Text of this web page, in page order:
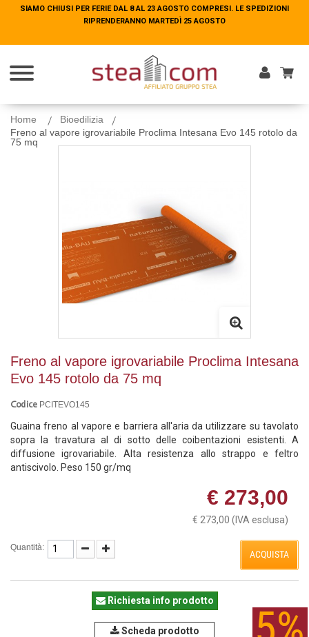
SIAMO CHIUSI PER FERIE DAL 8 AL 23 AGOSTO COMPRESI. LE SPEDIZIONI
RIPRENDERANNO MARTEDÌ 25 AGOSTO
Home
Bioedilizia
Freno al vapore igrovariabile Proclima Intesana Evo 145 rotolo da
75 mq
Freno al vapore igrovariabile Proclima Intesana
Evo 145 rotolo da 75 mq
Codice PCITEVO145
Guaina freno al vapore e barriera all'aria da utilizzare su tavolato
sopra la travatura al di sotto delle coibentazioni esistenti. A
diffusione igrovariabile. Alta resistenza allo strappo e feltro
antiscivolo. Peso 150 gr/mq
€ 273,00
€ 273,00 (IVA esclusa)
Quantità:
ACQUISTA
Richiesta info prodotto
Scheda prodotto
SIAMO CHIUSI PER FERIE DAL 8 AL 23 AGOSTO COMPRESI. LE SPEDIZIONI
RIPRENDERANNO MARTEDÌ 25 AGOSTO